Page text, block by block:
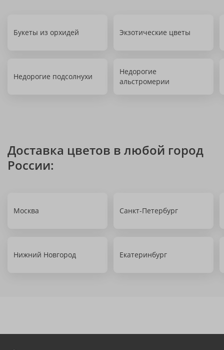
Букеты из орхидей Экзотические цветы
Недорогие подсолнухи
Недорогие
альстромерии
Доставка цветов в любой город
России:
Москва Санкт-Петербург
Нижний Новгород Екатеринбург